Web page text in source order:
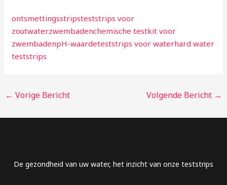
ontsmettingsstripsteststrips voor
zoutwaterzwembadenchemische testkit voor
zwembadenpH-waardeteststrips voor waterhard water
teststrips
← Vorige Bericht Volgende Bericht →
De gezondheid van uw water, het inzicht van onze teststrips